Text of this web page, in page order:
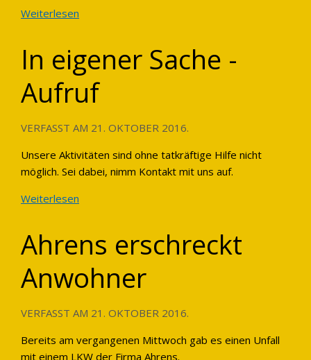
Weiterlesen
In eigener Sache -
Aufruf
VERFASST AM 21. OKTOBER 2016.
Unsere Aktivitäten sind ohne tatkräftige Hilfe nicht
möglich. Sei dabei, nimm Kontakt mit uns auf.
Weiterlesen
Ahrens erschreckt
Anwohner
VERFASST AM 21. OKTOBER 2016.
Bereits am vergangenen Mittwoch gab es einen Unfall
mit einem LKW der Firma Ahrens.